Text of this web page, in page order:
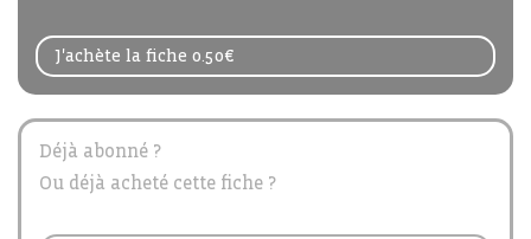
J'achète la fiche 0.50€
Déjà abonné ?
Ou déjà acheté cette fiche ?